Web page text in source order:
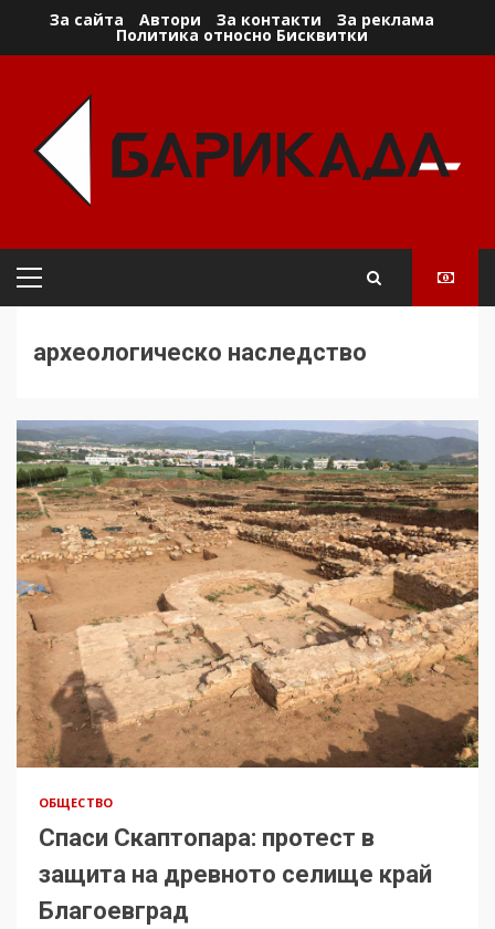
За сайта Автори За контакти За реклама
Политика относно Бисквитки
Primary
археологическо наследство
ОБЩЕСТВО
Спаси Скаптопара: протест в
защита на древното селище край
Благоевград